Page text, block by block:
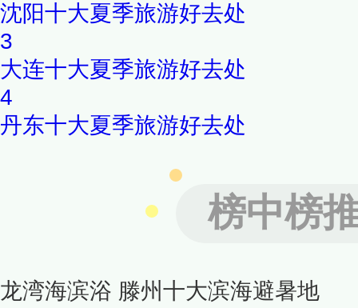
沈阳十大夏季旅游好去处
3
大连十大夏季旅游好去处
4
丹东十大夏季旅游好去处
榜中榜
龙湾海滨浴 滕州十大滨海避暑地